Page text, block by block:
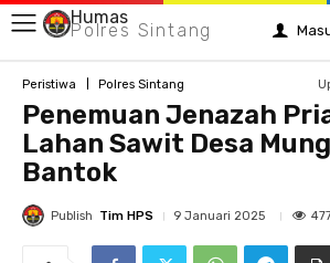
Humas
Polres Sintang
Peristiwa Polres Sintang
Penemuan Jenazah
Lahan Sawit Desa
Bantok
Publish Tim HPS 9 Januari 2025